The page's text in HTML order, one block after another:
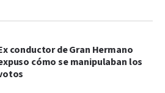
conductor de Gran Hermano
cómo se manipulaban los